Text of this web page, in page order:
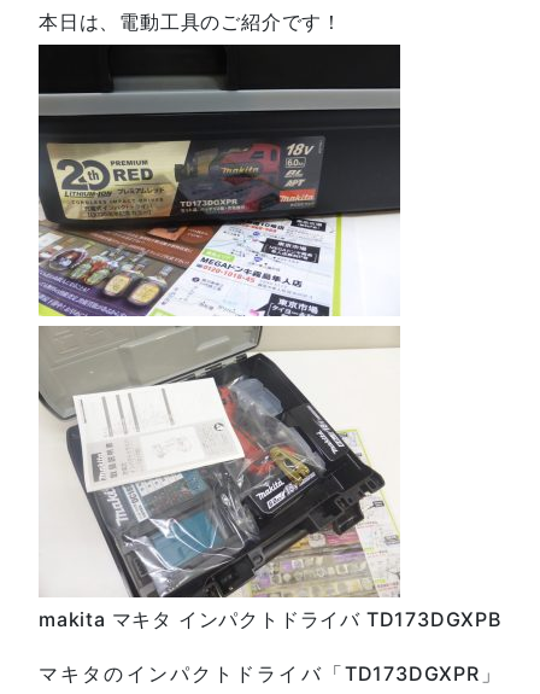
本日は、電動工具のご紹介です！
makita マキタ インパクトドライバ TD173DGXPB
マキタのインパクトドライバ「TD173DGXPR」